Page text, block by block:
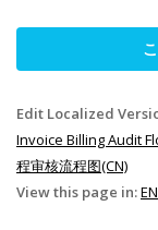
Edit Localized
Invoice Billing Audit
程审核流程图(CN)
View this page in:EN